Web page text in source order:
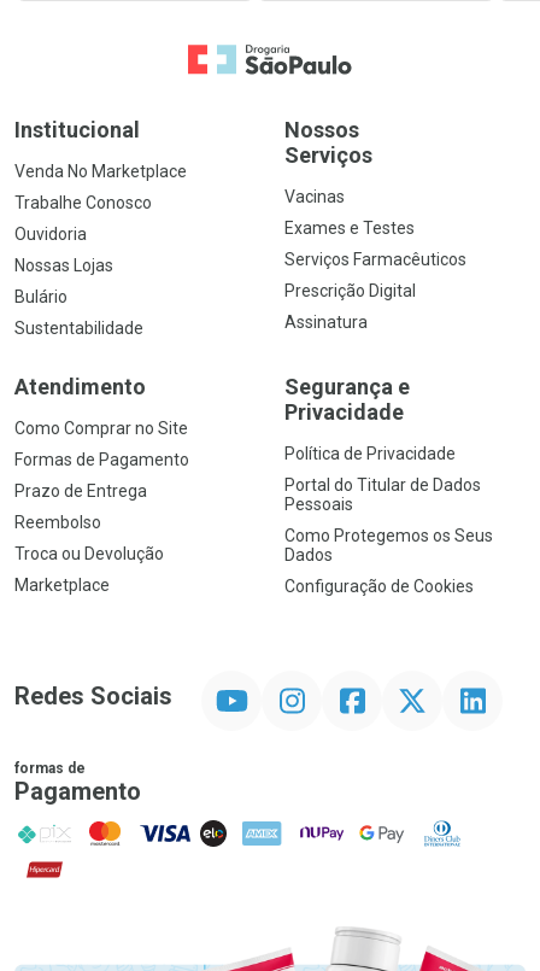
Ir para a Home
Institucional
Venda No Marketplace
Trabalhe Conosco
Ouvidoria
Nossas Lojas
Bulário
Sustentabilidade
Nossos
Serviços
Vacinas
Exames e Testes
Serviços Farmacêuticos
Prescrição Digital
Assinatura
Atendimento
Como Comprar no Site
Formas de Pagamento
Prazo de Entrega
Reembolso
Troca ou Devolução
Marketplace
Segurança e
Privacidade
Política de Privacidade
Portal do Titular de Dados
Pessoais
Como Protegemos os Seus
Dados
Configuração de Cookies
Redes Sociais InstagramFacebook Linkedin
formas de
Pagamento
PIX MasterCard
VISA ELO AMEX NuPay Google PayDiners Club
Hipercard
Promoção em Destaque